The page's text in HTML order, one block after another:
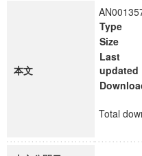
本文
Type
Size
Last
updated
Total